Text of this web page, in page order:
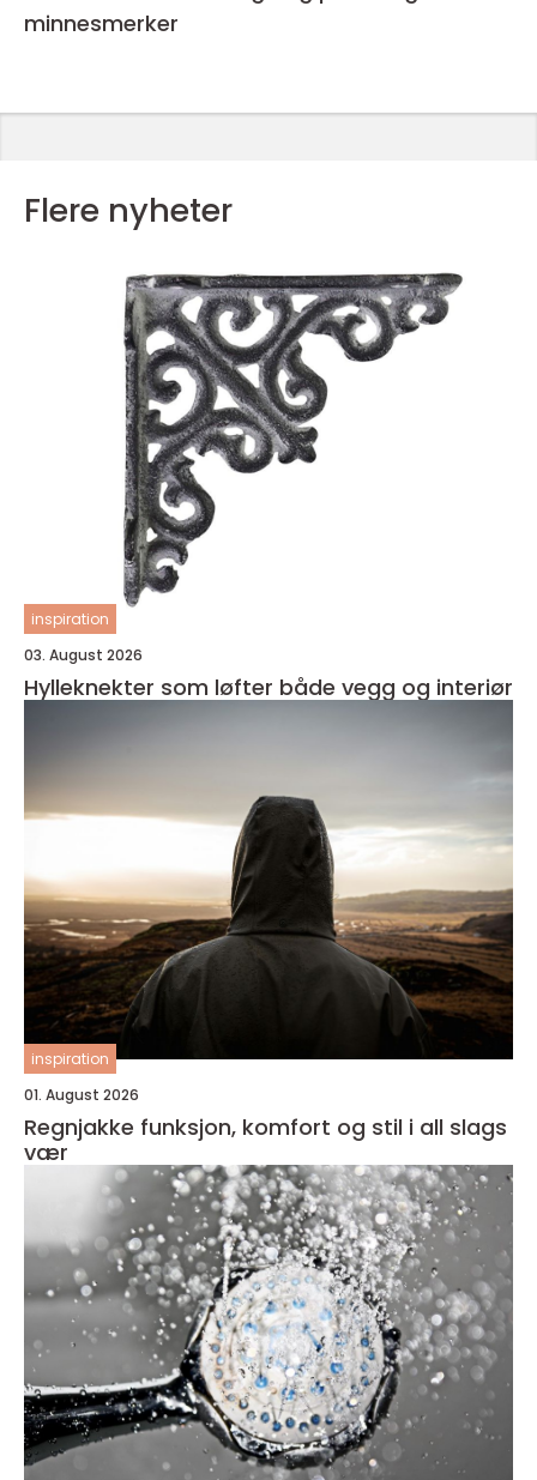
minnesmerker
Flere nyheter
inspiration
03. August 2026
Hylleknekter som løfter både vegg og interiør
inspiration
01. August 2026
Regnjakke funksjon, komfort og stil i all slags
vær